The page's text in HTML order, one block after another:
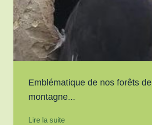
Emblématique de nos forêts de
montagne...
Lire la suite